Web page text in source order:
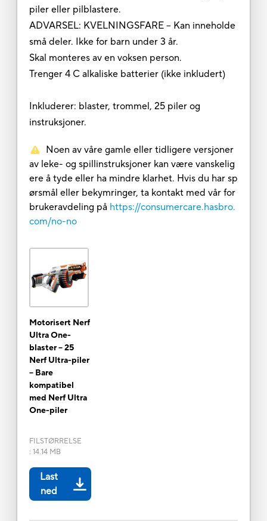
piler eller pilblastere.
ADVARSEL: KVELNINGSFARE – Kan inneholde
små deler. Ikke for barn under 3 år.
Skal monteres av en voksen person.
Trenger 4 C alkaliske batterier (ikke inkludert)
Inkluderer: blaster, trommel, 25 piler og
instruksjoner.
Noen av våre gamle eller tidligere versjoner
av leke- og spillinstruksjoner kan være vanskelig
ere å tyde eller ha mindre klarhet. Hvis du har sp
ørsmål eller bekymringer, ta kontakt med vår for
brukeravdeling på https://consumercare.hasbro.
com/no-no
Motorisert Nerf
Ultra One-
blaster -- 25
Nerf Ultra-piler
-- Bare
kompatibel
med Nerf Ultra
One-piler
FILSTØRRELSE
: 14.14 MB
Last
ned